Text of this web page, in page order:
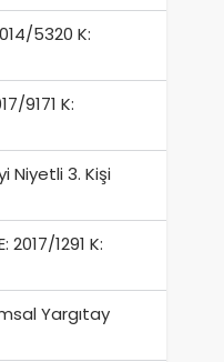
5320 K:
9171 K:
Niyetli 3. Kişi
1291 K:
Yargıtay